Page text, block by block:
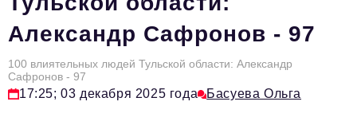
HR
Персона номера
Инфраструктура развития
Технологии и тренды
Александр Сафронов - 97
100 влиятельных людей Тульской области: Александр
Сафронов - 97
17:25; 03 декабря 2025 года Басуева Ольга